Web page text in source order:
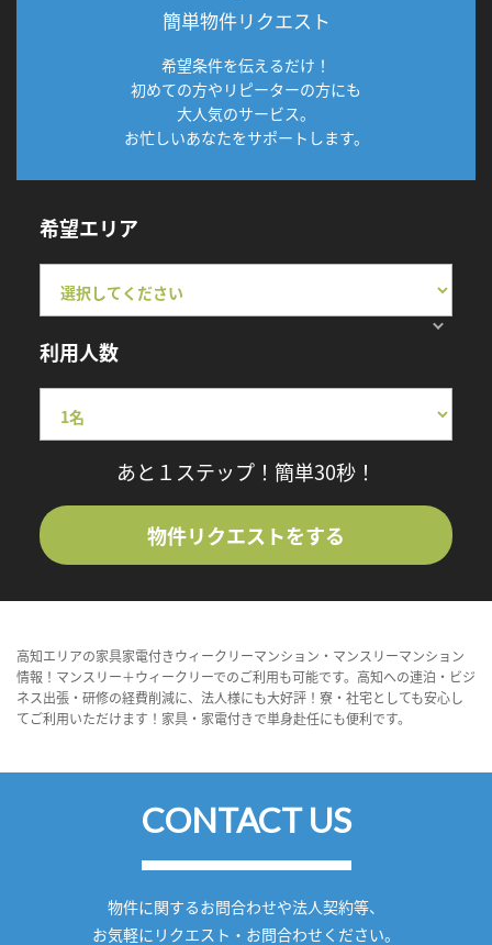
簡単物件リクエスト
希望条件を伝えるだけ！
初めての方やリピーターの方にも
大人気のサービス。
お忙しいあなたをサポートします。
希望エリア
利用人数
あと１ステップ！簡単30秒！
物件リクエストをする
高知エリアの家具家電付きウィークリーマンション・マンスリーマンション
情報！マンスリー＋ウィークリーでのご利用も可能です。高知への連泊・ビジ
ネス出張・研修の経費削減に、法人様にも大好評！寮・社宅としても安心し
てご利用いただけます！家具・家電付きで単身赴任にも便利です。
CONTACT US
物件に関するお問合わせや法人契約等、
お気軽にリクエスト・お問合わせください。